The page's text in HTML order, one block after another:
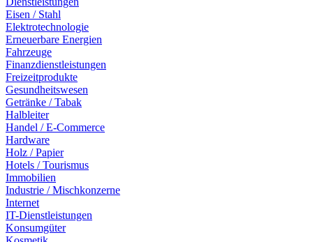
Eisen / Stahl
Elektrotechnologie
Erneuerbare Energien
Fahrzeuge
Finanzdienstleistungen
Freizeitprodukte
Gesundheitswesen
Getränke / Tabak
Halbleiter
Handel / E-Commerce
Hardware
Holz / Papier
Hotels / Tourismus
Immobilien
Industrie / Mischkonzerne
Internet
IT-Dienstleistungen
Konsumgüter